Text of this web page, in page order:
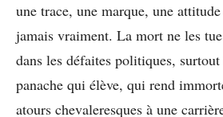
une trace, une marque, une
jamais vraiment. La mort ne les
dans les défaites politiques,
panache qui élève, qui rend
atours chevaleresques à une